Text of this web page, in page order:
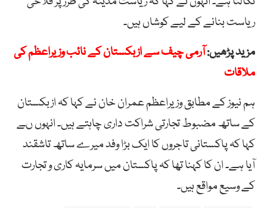
ریاست بنانے کے لیے کوشاں ہیں۔
مزید پڑھیں:آرمی چیف سے ازبکستان کے نائب وزیراعظم کی
ملاقات
ہم نیوز کے مطابق وزیراعظم عمران خان نے کہا کہ ازبکستان
کے ساتھ مضبوط تجارتی شراکت داری چاہتے ہیں۔ انہوں ںے
کہا کہ پاکستانی تاجروں کا ایک بڑا وفد میرے ساتھ تاشقند
آیا ہے۔ ان کا کہنا تھا کہ پاکستان میں سرمایہ کاری و تجارت
کے وسیع مواقع ہیں۔